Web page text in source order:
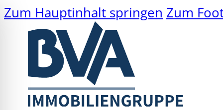
Zum Hauptinhalt springen Zum